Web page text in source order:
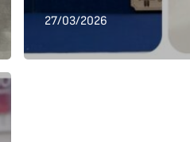
27/03/2026